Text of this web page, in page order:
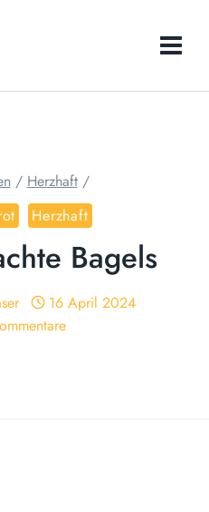
/ Herzhaft /
Herzhaft
Bagels
16 April 2024